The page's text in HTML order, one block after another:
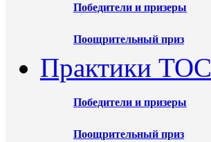
Победители и призеры
Поощрительный приз
Практики ТОС
Победители и призеры
Поощрительный приз